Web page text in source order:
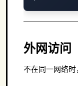
外网访问
不在同一网络时